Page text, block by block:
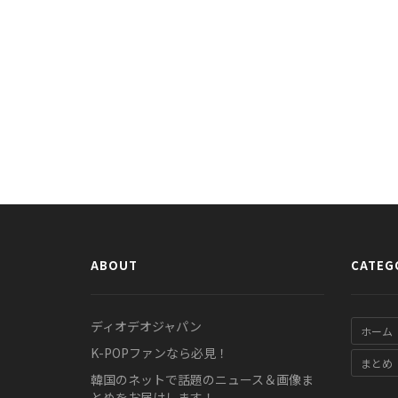
ABOUT
ディオデオジャパン
K-POPファンなら必見！
韓国のネットで話題のニュース＆画像ま
ホーム
まとめ